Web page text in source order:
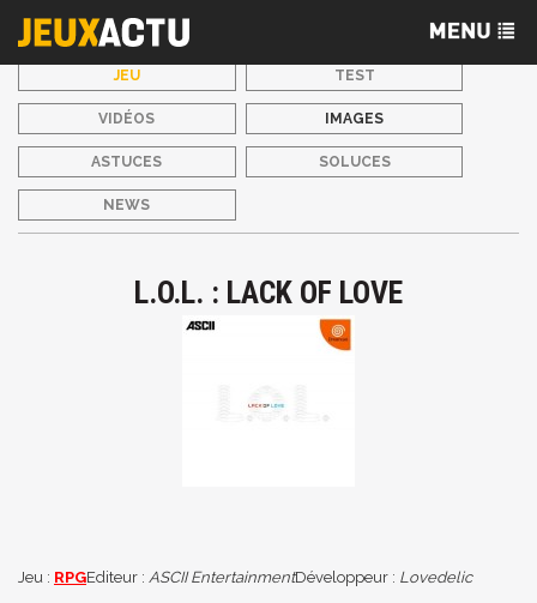
JEU TEST
VIDÉOS IMAGES
ASTUCES SOLUCES
NEWS
L.O.L. : LACK OF LOVE
Jeu : RPGEditeur : ASCII EntertainmentDéveloppeur : Lovedelic